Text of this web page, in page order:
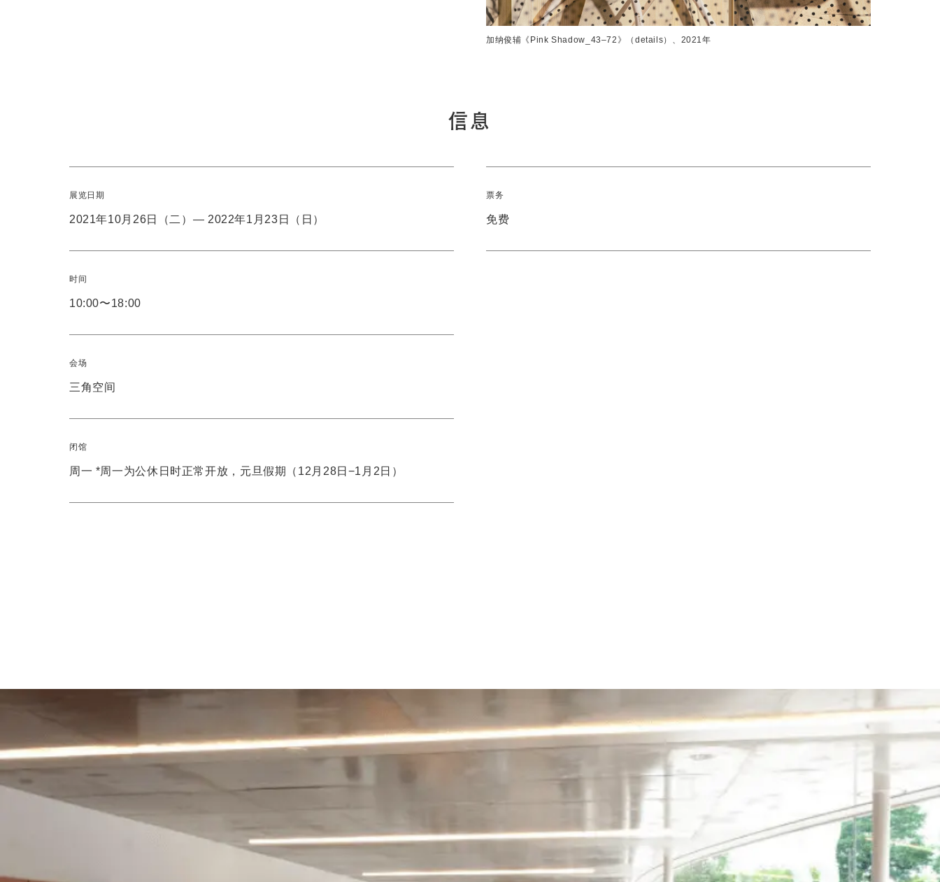
加纳俊辅《Pink Shadow_43–72》（details）、2021年
信息
展览日期
2021年10月26日（二）― 2022年1月23日（日）
时间
10:00〜18:00
会场
三角空间
闭馆
周一 *周一为公休日时正常开放，元旦假期（12月28日−1月2日）
票务
免费